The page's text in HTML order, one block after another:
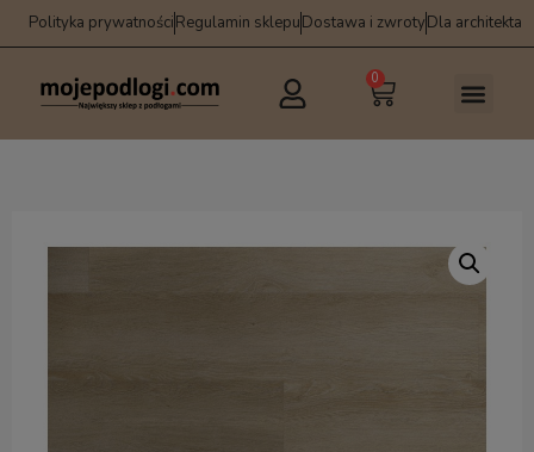
Polityka prywatnościRegulamin sklepuDostawa i zwrotyDla architekta
0